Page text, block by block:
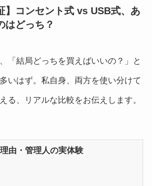
】コンセント式 vs USB式、あ
はどっち？
「結局どっちを買えばいいの？」と
いはず。私自身、両方を使い分けて
る、リアルな比較をお伝えします。
理由・管理人の実体験